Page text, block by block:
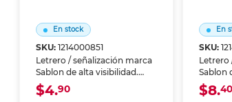
En stock
SKU: 1214000851
Letrero / señalización marca
Sablon de alta visibilidad.
Identifica zonas, riesgos o
instrucciones en oficinas,
$4.90
En
SKU:
Letrero
Sablon
$8.40